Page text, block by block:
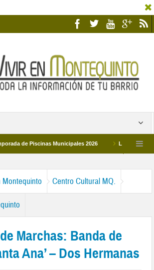
de Piscinas Municipales 2026 Los Campus de
Centro Cultural MQ.
Marchas: Banda de
Ana’ – Dos Hermanas